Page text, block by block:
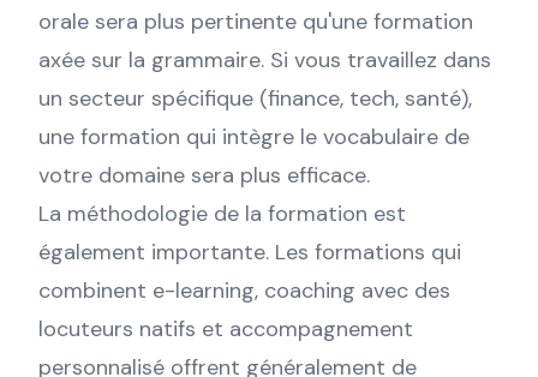
orale sera plus pertinente qu'une formation
axée sur la grammaire. Si vous travaillez dans
un secteur spécifique (finance, tech, santé),
une formation qui intègre le vocabulaire de
votre domaine sera plus efficace.
La méthodologie de la formation est
également importante. Les formations qui
combinent e-learning, coaching avec des
locuteurs natifs et accompagnement
personnalisé offrent généralement de